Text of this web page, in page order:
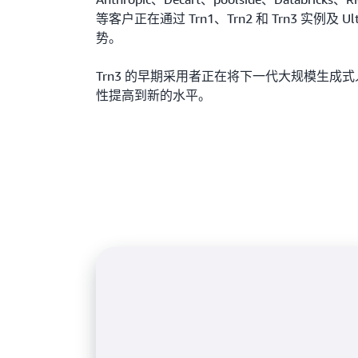
等客户正在通过 Trn1、Trn2 和 Trn3 实例及
势。
Trn3 的早期采用者正在将下一代大规模生成
性提高到新的水平。